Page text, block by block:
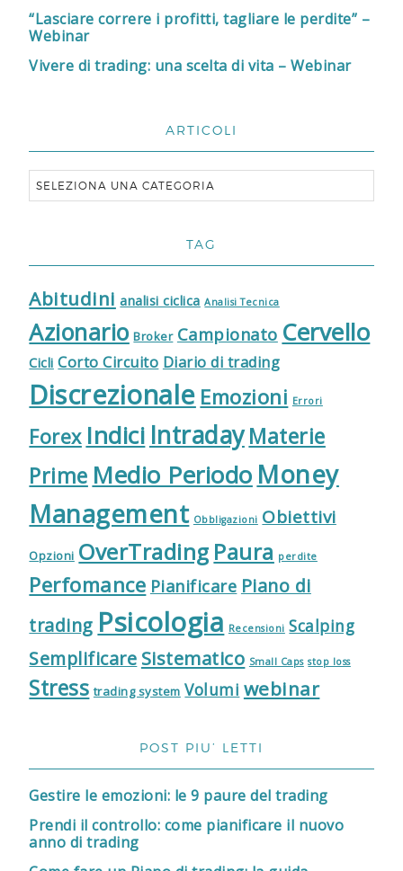
“Lasciare correre i profitti, tagliare le perdite” –
Webinar
Vivere di trading: una scelta di vita – Webinar
ARTICOLI
TAG
Abitudini analisi ciclica Analisi Tecnica
Azionario Broker Campionato Cervello
Cicli Corto Circuito Diario di trading
Discrezionale Emozioni Errori
Forex Indici IntradayMaterie
Prime Medio Periodo Money
Management Obbligazioni Obiettivi
Opzioni OverTrading Paura perdite
Perfomance Pianificare Piano di
trading Psicologia Recensioni Scalping
Semplificare Sistematico Small Caps stop loss
Stress trading system Volumi webinar
POST PIU’ LETTI
Gestire le emozioni: le 9 paure del trading
Prendi il controllo: come pianificare il nuovo
anno di trading